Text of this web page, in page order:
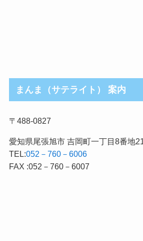
まんま（サテライト） 案内
〒488-0827
愛知県尾張旭市 吉岡町一丁目8番地
TEL:052－760－6006
FAX :052－760－6007